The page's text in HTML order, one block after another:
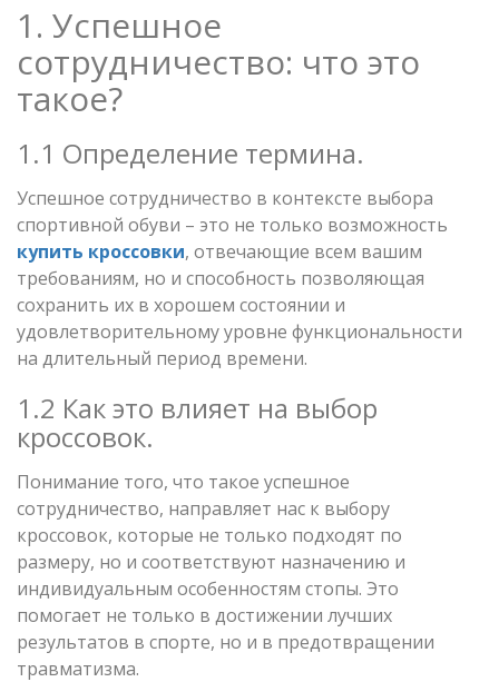
1. Успешное
сотрудничество: что это
такое?
1.1 Определение термина.
Успешное сотрудничество в контексте выбора
спортивной обуви – это не только возможность
купить кроссовки, отвечающие всем вашим
требованиям, но и способность позволяющая
сохранить их в хорошем состоянии и
удовлетворительному уровне функциональности
на длительный период времени.
1.2 Как это влияет на выбор
кроссовок.
Понимание того, что такое успешное
сотрудничество, направляет нас к выбору
кроссовок, которые не только подходят по
размеру, но и соответствуют назначению и
индивидуальным особенностям стопы. Это
помогает не только в достижении лучших
результатов в спорте, но и в предотвращении
травматизма.